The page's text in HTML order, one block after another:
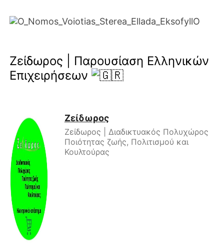
Ζείδωρος | Παρουσίαση Ελληνικών
Επιχειρήσεων
Ζείδωρος
Ζείδωρος | Διαδικτυακός Πολυχώρος
Ποιότητας ζωής, Πολιτισμού και
Κουλτούρας